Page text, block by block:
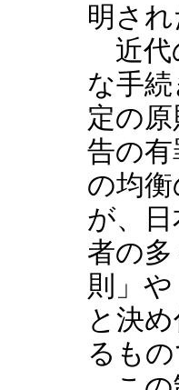
明さ
近代
な手
定の
告の
の均
が、
者の
則」
と決
るもの